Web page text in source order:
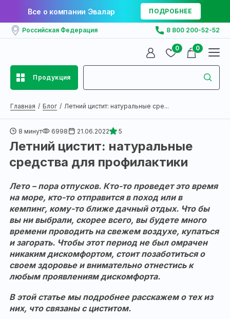
Все о компании Эвалар ПОДРОБНЕЕ
Российская Федерация 8 800 200-52-52
0 0
Продукция
Главная Блог Летний цистит: натуральные сре...
8 минут 6998 21.06.2022 5
Летний цистит: натуральные
средства для профилактики
Лето – пора отпусков. Кто-то проведет это время
на море, кто-то отправится в поход или в
кемпинг, кому-то ближе дачный отдых. Что бы
вы ни выбрали, скорее всего, вы будете много
времени проводить на свежем воздухе, купаться
и загорать. Чтобы этот период не был омрачен
никаким дискомфортом, стоит позаботиться о
своем здоровье и внимательно отнестись к
любым проявлениям дискомфорта.
В этой статье мы подробнее расскажем о тех из
них, что связаны с циститом.